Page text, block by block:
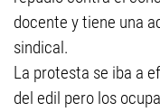
docente y tiene una
sindical.
La protesta se iba a
del edil pero los